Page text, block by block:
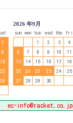
1
8
15
22
29
2026 年9月
sun mon tue wed thu fri
1
2 3 4
6
7 8 9 10 11
13
14 15 16 17 18
20
21 22 23 24 25
27
28 29 30
ec-info@racket.co.jp